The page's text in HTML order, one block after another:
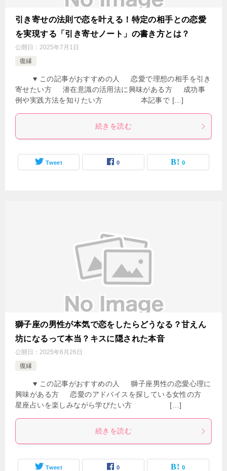
引き寄せの法則で恋を叶える！特定の相手との恋愛
を実現する「引き寄せノート」の書き方とは？
公開日： 2025年7月1日
復縁
♥ この記事がおすすめの人 恋愛で理想の相手を引き
寄せたい方 潜在意識の活用法に興味がある方 成功事
例や実践方法を知りたい方 本記事で […]
続きを読む
Tweet 0 0
獅子座の男性が本気で恋をしたらどうなる？甘えん
坊になるって本当？キスに隠された本音
公開日： 2025年6月26日
復縁
♥ この記事がおすすめの人 獅子座男性の恋愛心理に
興味がある方 恋愛のアドバイスを探している女性の方
星座占いを楽しみながら学びたい方 […]
続きを読む
Tweet 0 0